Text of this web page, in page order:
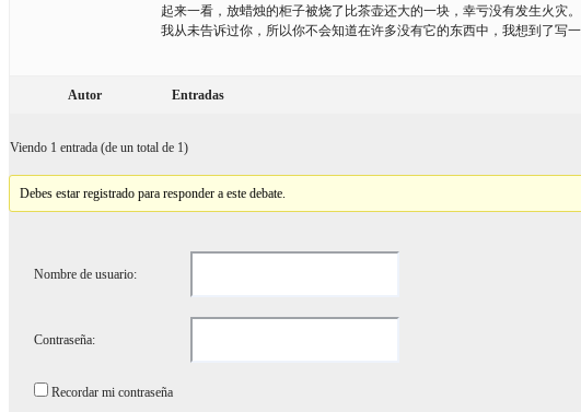
起来一看，放蜡烛的柜子被烧了比茶壶还大的一块，幸亏没有发生火灾。
我从未告诉过你，所以你不会知道在许多没有它的东西中，我想到了写一
Autor Entradas
Viendo 1 entrada (de un total de 1)
Debes estar registrado para responder a este debate.
Nombre de usuario:
Contraseña:
Recordar mi contraseña